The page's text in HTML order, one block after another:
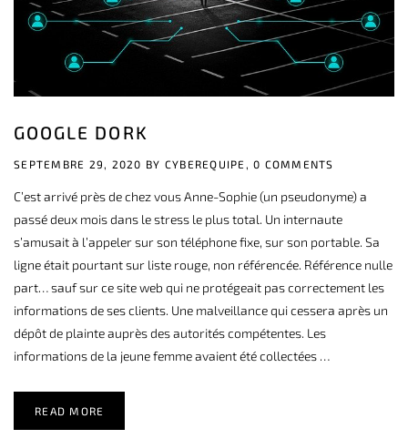
GOOGLE DORK
SEPTEMBRE 29, 2020 BY CYBEREQUIPE, 0 COMMENTS
C’est arrivé près de chez vous Anne-Sophie (un pseudonyme) a
passé deux mois dans le stress le plus total. Un internaute
s’amusait à l’appeler sur son téléphone fixe, sur son portable. Sa
ligne était pourtant sur liste rouge, non référencée. Référence nulle
part… sauf sur ce site web qui ne protégeait pas correctement les
informations de ses clients. Une malveillance qui cessera après un
dépôt de plainte auprès des autorités compétentes. Les
informations de la jeune femme avaient été collectées …
READ MORE